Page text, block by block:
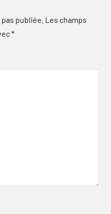
publiée. Les champs
*